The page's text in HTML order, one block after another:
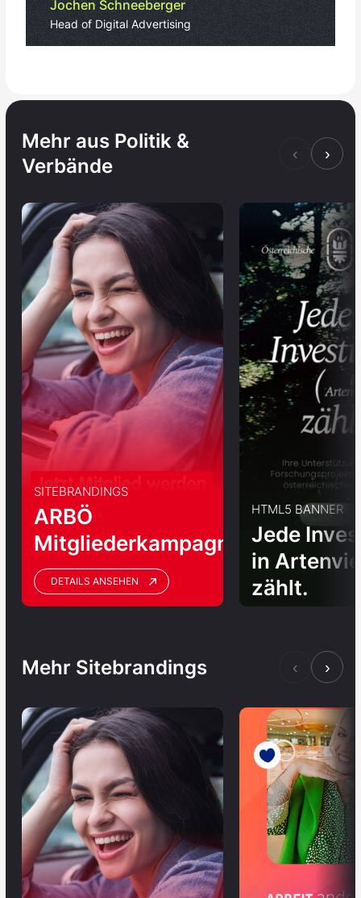
Jochen Schneeberger
Head of Digital Advertising
Mehr aus Politik &
Verbände
‹ ›
SITEBRANDINGS
ARBÖ
Mitgliederkampagne
DETAILS ANSEHEN
HTML5 BANNER
Jede
in
zählt.
Mehr Sitebrandings ‹ ›